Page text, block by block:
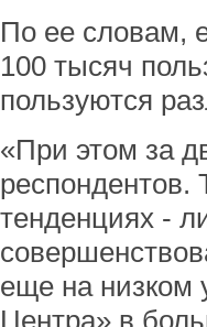
По ее словам,
100 тысяч
пользуются
«При этом за
респондентов.
тенденциях -
еще на низком
Центра» в